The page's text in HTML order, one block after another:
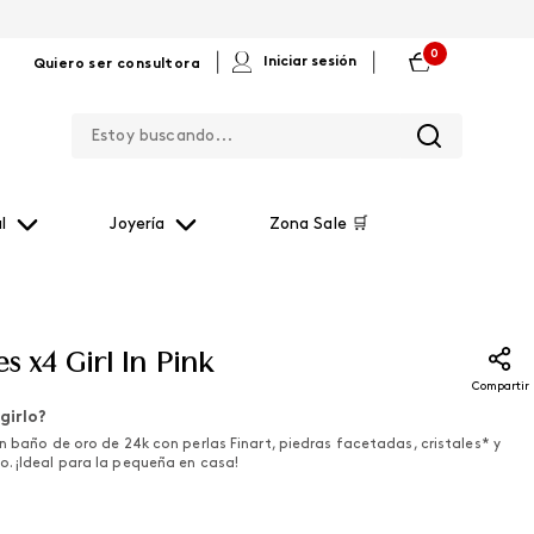
Quiero ser consultora Iniciar sesión
0
Joyería Zona Sale 🛒
x4 Girl In Pink
Compartir
baño de oro de 24k con perlas Finart, piedras facetadas, cristales* y
¡Ideal para la pequeña en casa!